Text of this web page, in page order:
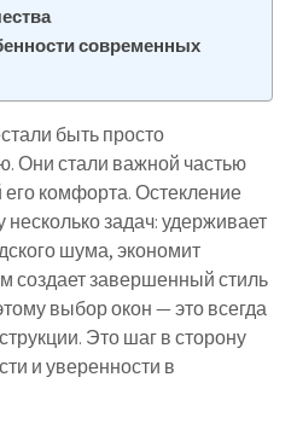
современных
быть просто
Они стали важной частью
комфорта. Остекление
задач: удерживает
шума, экономит
создает завершенный стиль
выбор окон — это всегда
Это шаг в сторону
и уверенности в